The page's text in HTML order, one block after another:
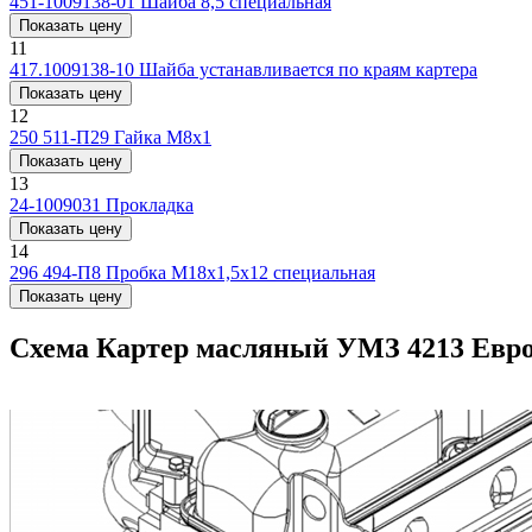
Показать цену
11
417.1009138-10 Шайба устанавливается по краям картера
Показать цену
12
250 511-П29 Гайка М8х1
Показать цену
13
24-1009031 Прокладка
Показать цену
14
296 494-П8 Пpобка М18х1,5х12 специальная
Показать цену
Схема Картер масляный УМЗ 4213